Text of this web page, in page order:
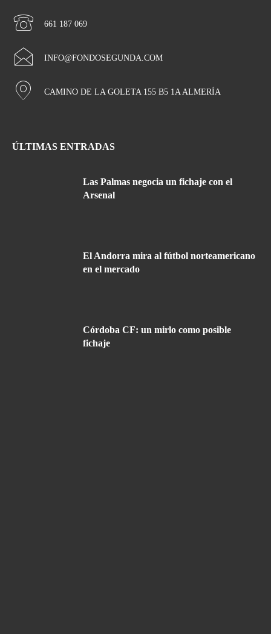
661 187 069
INFO@FONDOSEGUNDA.COM
CAMINO DE LA GOLETA 155 B5 1A ALMERÍA
ÚLTIMAS ENTRADAS
Las Palmas negocia un fichaje con el
Arsenal
El Andorra mira al fútbol norteamericano
en el mercado
Córdoba CF: un mirlo como posible
fichaje